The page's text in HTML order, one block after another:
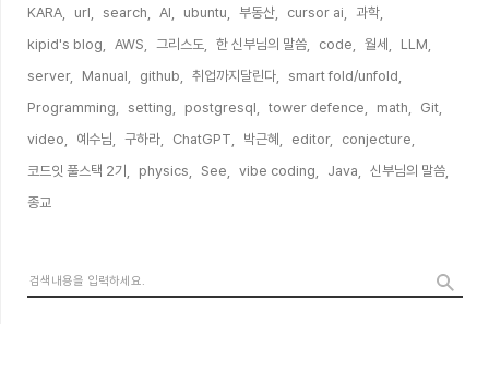
KARA,
url, search, AI, ubuntu, 부동산, cursor ai,
과학,
kipid's blog,
AWS, 그리스도, 한 신부님의 말씀, code, 월세,
LLM,
server,
Manual, github, 취업까지달린다,
smart fold/unfold,
Programming,
setting, postgresql, tower defence, math,
Git,
video,
예수님, 구하라, ChatGPT, 박근혜, editor,
conjecture,
코드잇 풀스택 2기,
physics, See, vibe coding, Java,
신부님의 말씀,
종교,